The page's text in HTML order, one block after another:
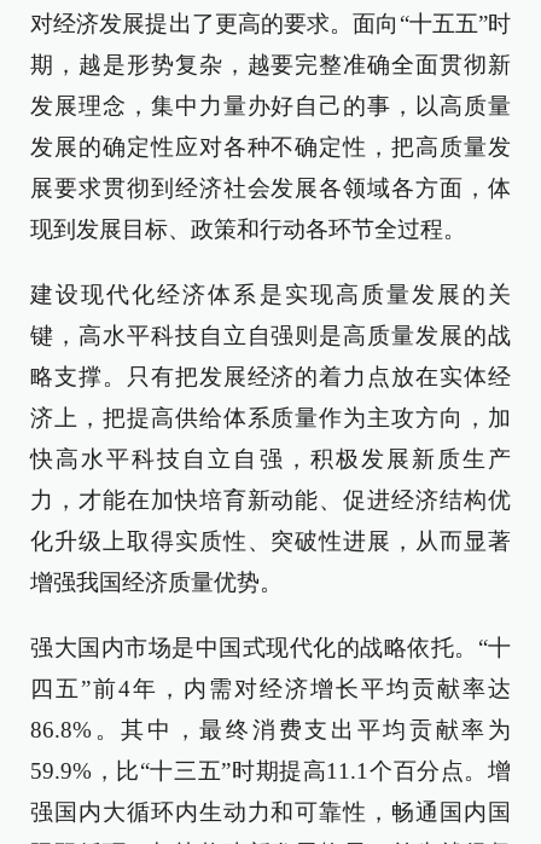
对经济发展提出了更高的要求。面向“十五五”时
期，越是形势复杂，越要完整准确全面贯彻新
发展理念，集中力量办好自己的事，以高质量
发展的确定性应对各种不确定性，把高质量发
展要求贯彻到经济社会发展各领域各方面，体
现到发展目标、政策和行动各环节全过程。
建设现代化经济体系是实现高质量发展的关
键，高水平科技自立自强则是高质量发展的战
略支撑。只有把发展经济的着力点放在实体经
济上，把提高供给体系质量作为主攻方向，加
快高水平科技自立自强，积极发展新质生产
力，才能在加快培育新动能、促进经济结构优
化升级上取得实质性、突破性进展，从而显著
增强我国经济质量优势。
强大国内市场是中国式现代化的战略依托。“十
四五”前4年，内需对经济增长平均贡献率达
86.8%。其中，最终消费支出平均贡献率为
59.9%，比“十三五”时期提高11.1个百分点。增
强国内大循环内生动力和可靠性，畅通国内国